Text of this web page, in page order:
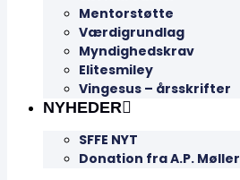
Mentorstøtte
Værdigrundlag
Myndighedskrav
Elitesmiley
Vingesus – årsskrifter
NYHEDER
SFFE NYT
Donation fra A.P. Møller